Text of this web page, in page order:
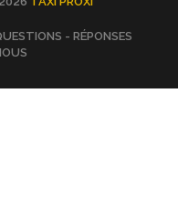
- RÉPONSES